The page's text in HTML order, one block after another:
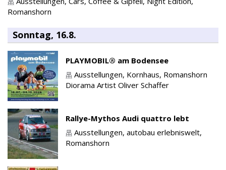
Romanshorn
Sonntag, 16.8.
PLAYMOBIL® am Bodensee
Ausstellungen, Kornhaus, Romanshorn
Diorama Artist Oliver Schaffer
Rallye-Mythos Audi quattro lebt
Ausstellungen, autobau erlebniswelt,
Romanshorn